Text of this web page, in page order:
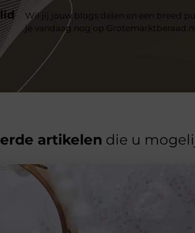
Wil jij jouw blogs delen en een breed
je vandaag nog op Grotemarktberaad.nl
artikelen die u